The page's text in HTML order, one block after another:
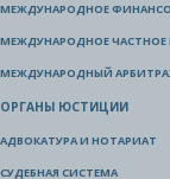
МЕЖДУНАРОДНОЕ
МЕЖДУНАРОДНОЕ ЧАСТНОЕ
МЕЖДУНАРОДНЫЙ
ОРГАНЫ ЮСТИЦИИ
АДВОКАТУРА И НОТАРИАТ
СУДЕБНАЯ СИСТЕМА